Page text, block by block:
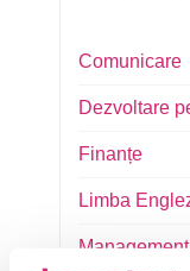
Comunicare
Dezvoltare
Finanțe
Limba